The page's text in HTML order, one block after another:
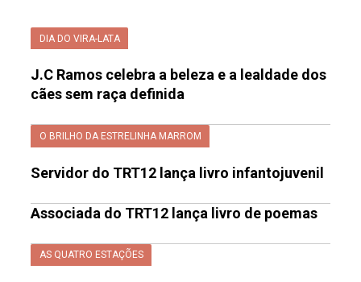
DIA DO VIRA-LATA
J.C Ramos celebra a beleza e a lealdade dos
cães sem raça definida
O BRILHO DA ESTRELINHA MARROM
Servidor do TRT12 lança livro infantojuvenil
Associada do TRT12 lança livro de poemas
AS QUATRO ESTAÇÕES